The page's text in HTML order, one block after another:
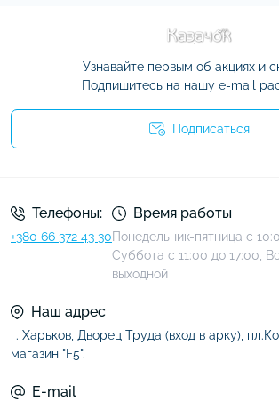
Узнавайте первым об акциях и
Подпишитесь на нашу e-mail
Подписаться
Телефоны:
+380 66 372 43 30
Время работы
Понедельник-пятница с
Суббота с 11:00 до 17:00,
выходной
Наш адрес
г. Харьков, Дворец Труда (вход в арку),
магазин "F5".
E-mail